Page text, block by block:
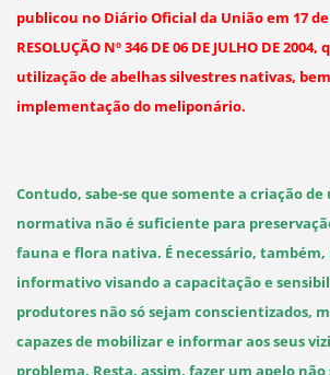
publicou no Diário Oficial da União em 17 de
RESOLUÇÃO Nº 346 DE 06 DE JULHO DE
utilização de abelhas silvestres nativas,
implementação do meliponário.
Contudo, sabe-se que somente a criação de
normativa não é suficiente para
fauna e flora nativa. É necessário,
informativo visando a capacitação e
produtores não só sejam conscientizados,
capazes de mobilizar e informar aos seus
problema. Resta, assim, fazer um apelo não